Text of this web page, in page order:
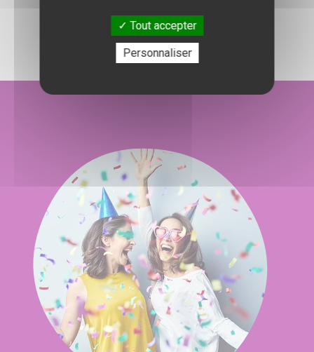
Tout accepter
Personnaliser